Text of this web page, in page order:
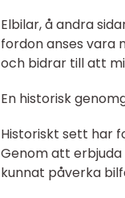
Elbilar, å andra
fordon anses vara
och bidrar till att
En historisk
Historiskt sett har
Genom att
kunnat påverka